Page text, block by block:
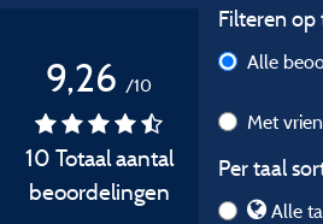
9,26 /10
10 Totaal aantal
beoordelingen
Filteren
Alle
Met
Per taal
Alle